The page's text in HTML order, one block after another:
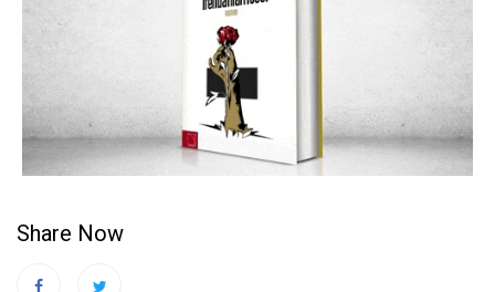
Share Now